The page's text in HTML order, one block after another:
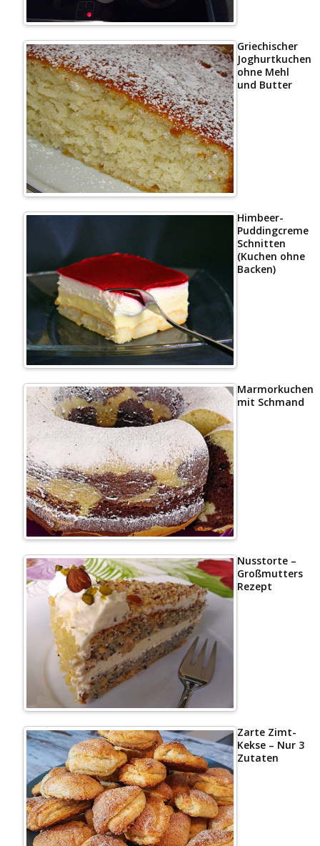
Griechischer
Joghurtkuchen
ohne Mehl
und Butter
Himbeer-
Puddingcreme
Schnitten
(Kuchen ohne
Backen)
Marmorkuchen
mit Schmand
Nusstorte –
Großmutters
Rezept
Zarte Zimt-
Kekse – Nur 3
Zutaten